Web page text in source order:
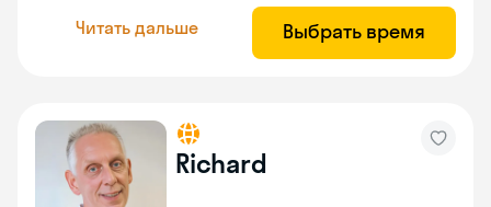
Читать дальше Выбрать время
Richard